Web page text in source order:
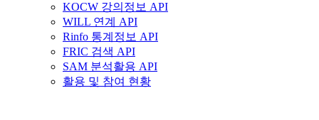
KOCW 강의정보 API
WILL 연계 API
Rinfo 통계정보 API
FRIC 검색 API
SAM 분석활용 API
활용 및 참여 현황